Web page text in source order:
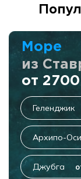
Море
из
от 2700
Геленджик
Архипо-
Джубга